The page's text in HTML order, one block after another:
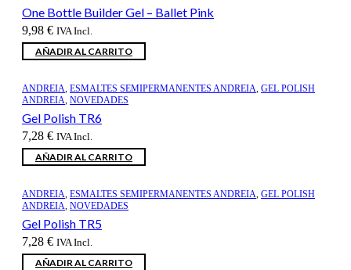
One Bottle Builder Gel – Ballet Pink
9,98 € IVA Incl.
AÑADIR AL CARRITO
ANDREIA, ESMALTES SEMIPERMANENTES ANDREIA, GEL POLISH
ANDREIA, NOVEDADES
Gel Polish TR6
7,28 € IVA Incl.
AÑADIR AL CARRITO
ANDREIA, ESMALTES SEMIPERMANENTES ANDREIA, GEL POLISH
ANDREIA, NOVEDADES
Gel Polish TR5
7,28 € IVA Incl.
AÑADIR AL CARRITO